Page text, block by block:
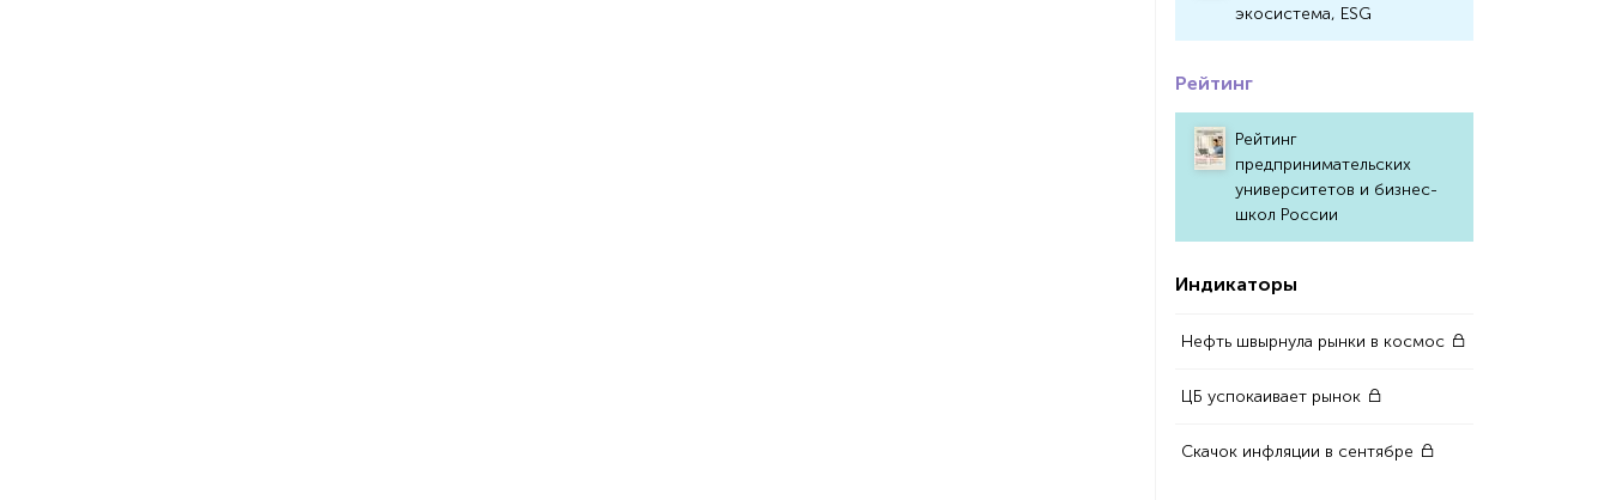
экосистема, ESG
Рейтинг
Рейтинг
предпринимательских
университетов и бизнес-
школ России
Индикаторы
Нефть швырнула рынки в космос
ЦБ успокаивает рынок
Скачок инфляции в сентябре